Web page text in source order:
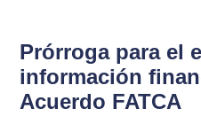
Prórroga para el
información
Acuerdo FATCA